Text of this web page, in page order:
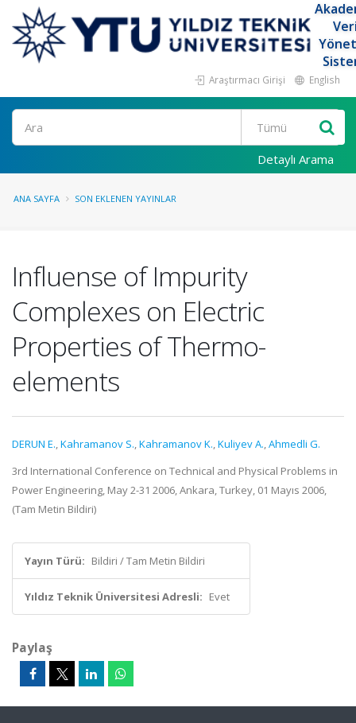
Araştırmacı Girişi English
Ara
Detaylı Arama
ANA SAYFA SON EKLENEN YAYINLAR
Influense of Impurity
Complexes on Electric
Properties of Thermo-
elements
DERUN E.,Kahramanov S.,Kahramanov K.,Kuliyev A.,Ahmedli G.
3rd International Conference on Technical and Physical Problems in
Power Engineering, May 2-31 2006, Ankara, Turkey, 01 Mayıs 2006,
(Tam Metin Bildiri)
Yayın Türü: Bildiri / Tam Metin Bildiri
Yıldız Teknik Üniversitesi Adresli: Evet
Paylaş